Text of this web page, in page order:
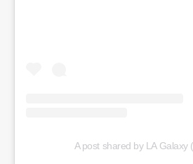
A post shared by LA Galaxy